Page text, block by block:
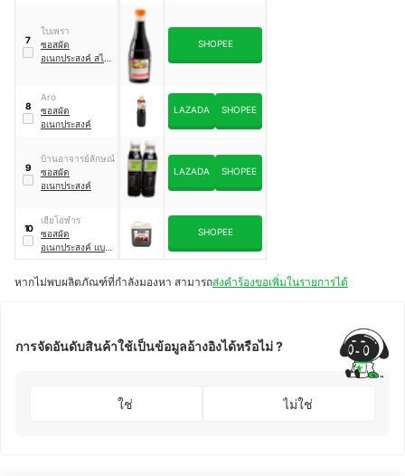
7
ใบเพรา
ซอสผัด
อเนกประสงค์ สไตล์
SHOPEE
8
Aro
ซอสผัด
อเนกประสงค์
LAZADA SHOPEE
9
บ้านอาจารย์ลักษณ์
ซอสผัด
อเนกประสงค์
LAZADA SHOPEE
10
เฮียโอฬาร
ซอสผัด
อเนกประสงค์ แบบ
แกลอน
SHOPEE
หากไม่พบผลิตภัณฑ์ที่กำลังมองหา สามารถส่งคำร้องขอเพิ่มในรายการได้
การจัดอันดับสินค้าใช้เป็นข้อมูลอ้างอิงได้หรือไม่ ?
ใช่ ไม่ใช่